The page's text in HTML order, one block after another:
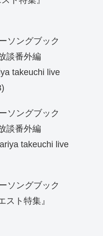
ソングブック
談番外編
takeuchi live
ソングブック
談番外編
takeuchi live
ソングブック
スト特集』